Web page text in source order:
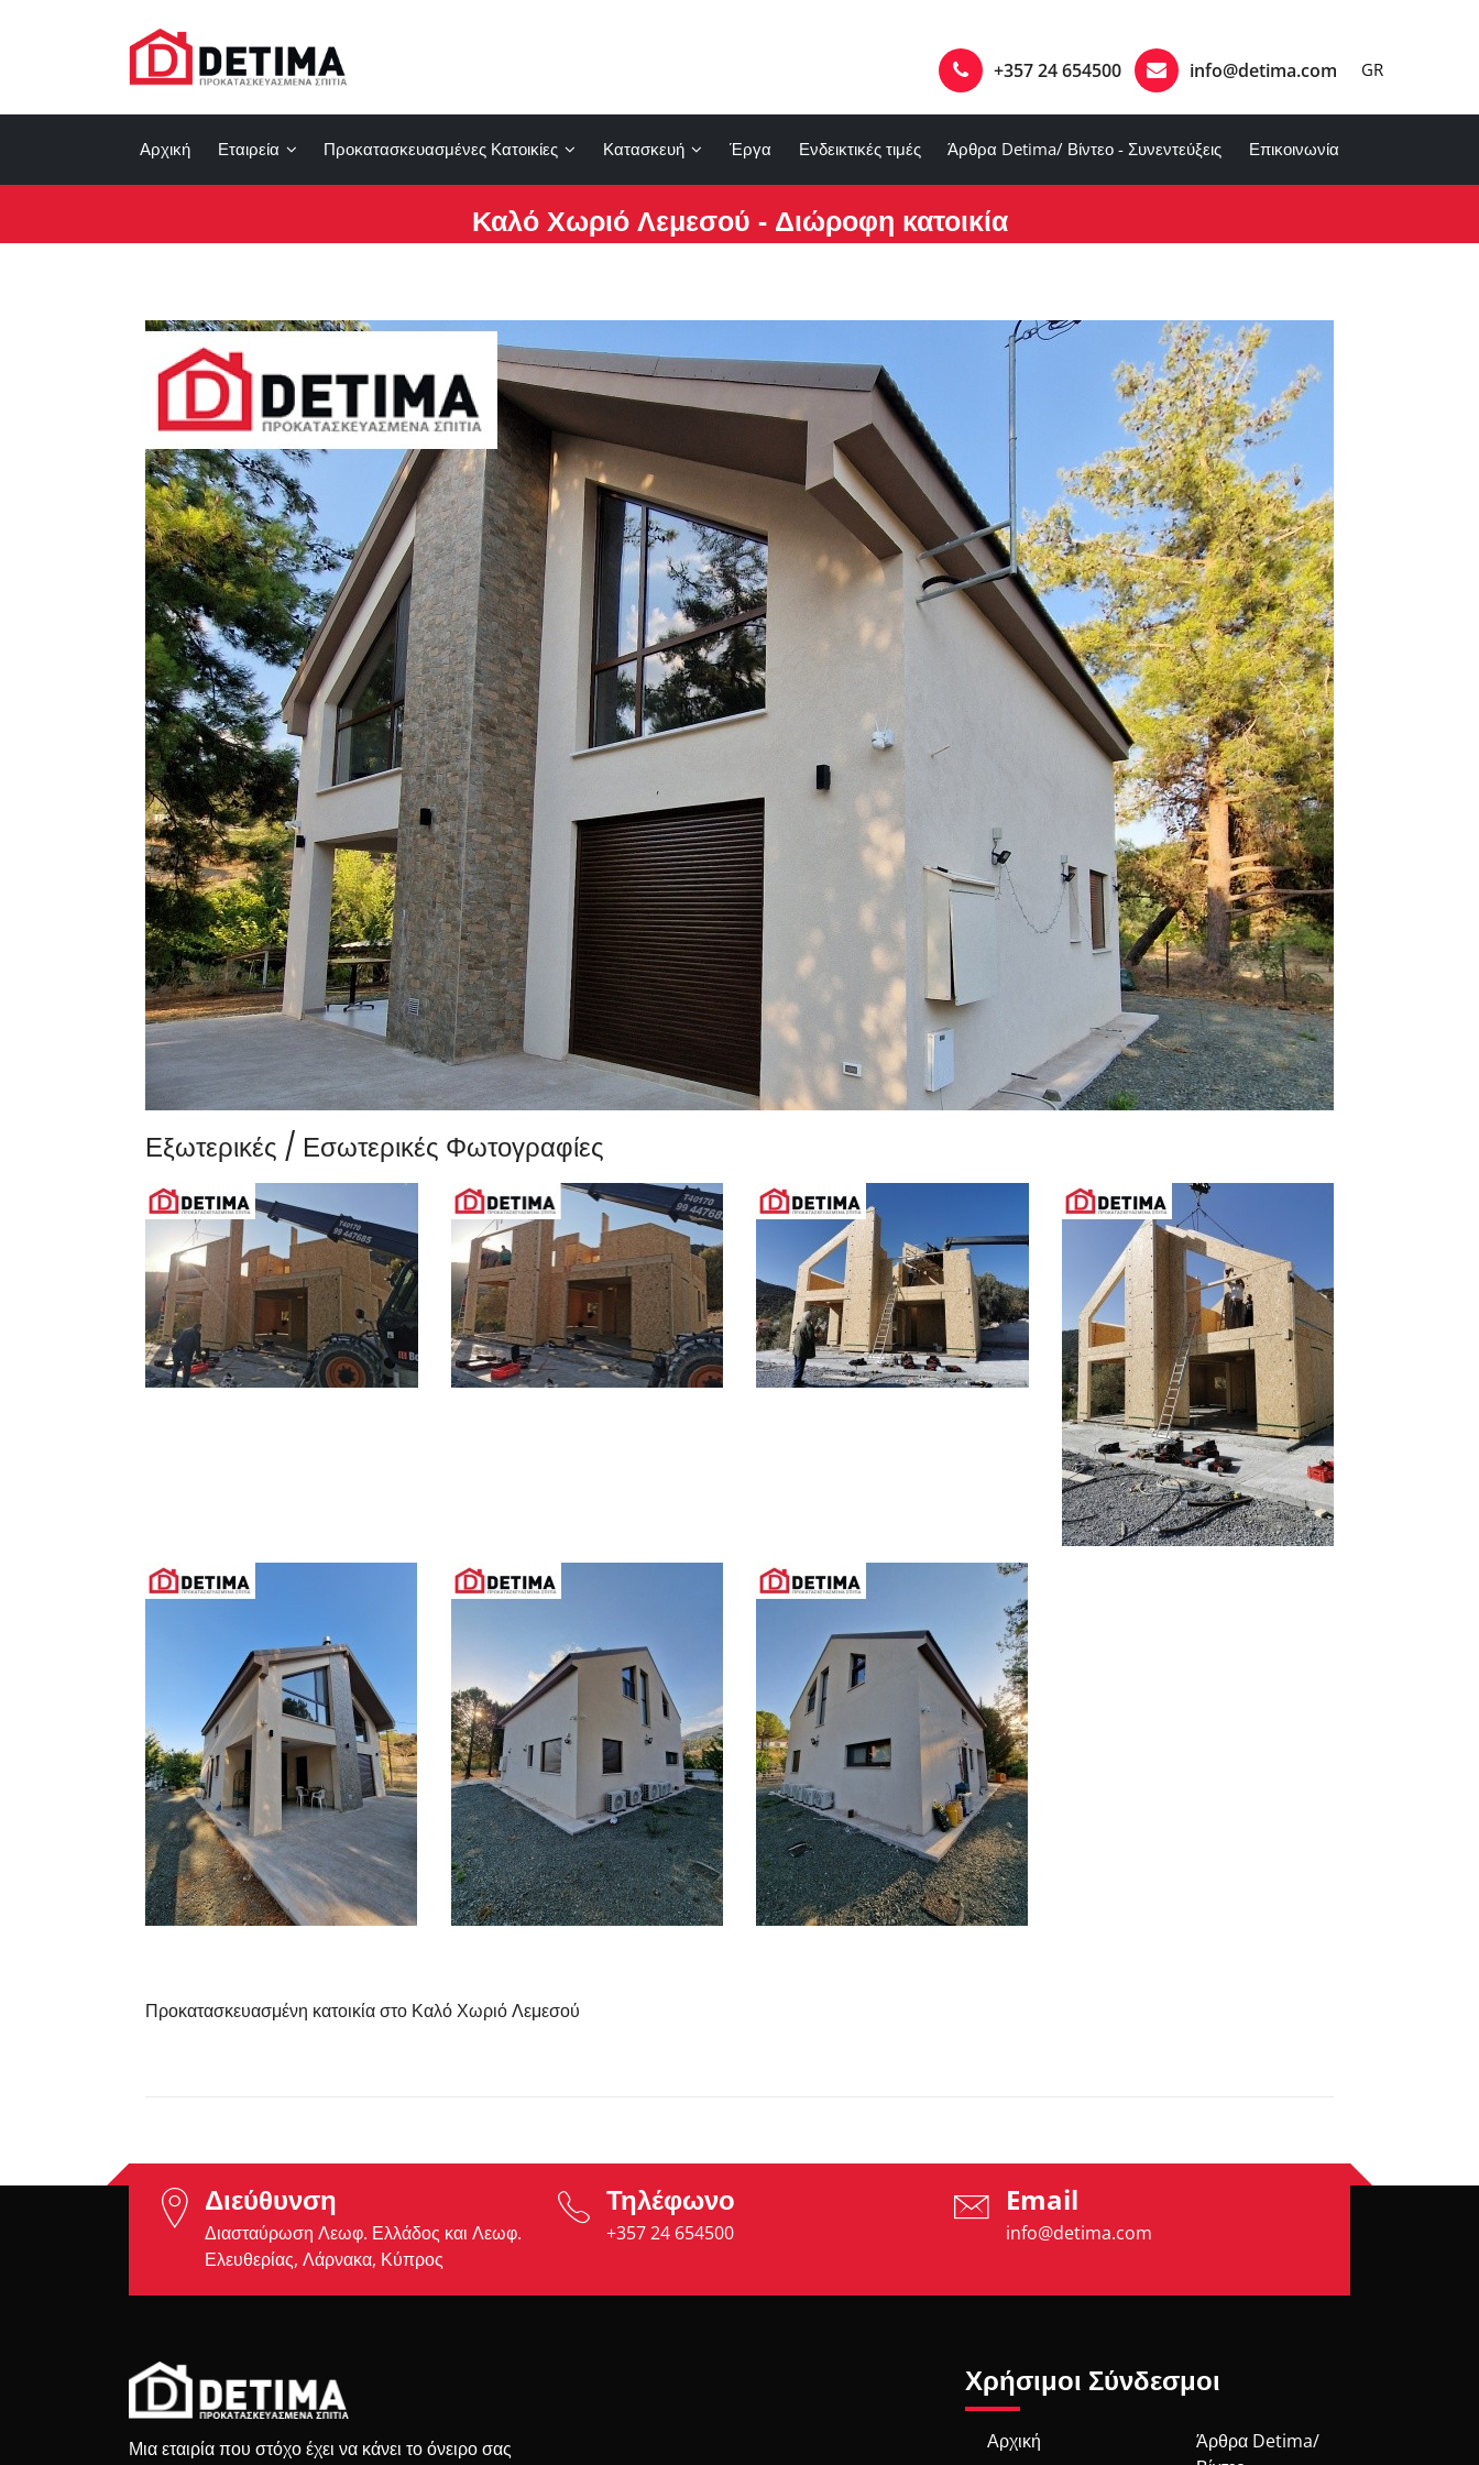
+357 24 654500 info@detima.com GR
Αρχική Εταιρεία Προκατασκευασμένες Κατοικίες Κατασκευή Έργα Ενδεικτικές τιμές Άρθρα Detima/ Βίντεο - Συνεντεύξεις Επικοινωνία
Καλό Χωριό Λεμεσού - Διώροφη κατοικία
Εξωτερικές / Εσωτερικές Φωτογραφίες
Προκατασκευασμένη κατοικία στο Καλό Χωριό Λεμεσού
Διεύθυνση
Διασταύρωση Λεωφ. Ελλάδος και Λεωφ.
Ελευθερίας, Λάρνακα, Κύπρος
Τηλέφωνο
+357 24 654500
Email
info@detima.com
Μια εταιρία που στόχο έχει να κάνει το όνειρο σας
Χρήσιμοι Σύνδεσμοι
Αρχική
Άρθρα Detima/